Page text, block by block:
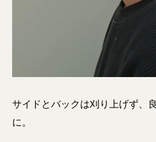
サイドとバックは刈り上げず、
に。